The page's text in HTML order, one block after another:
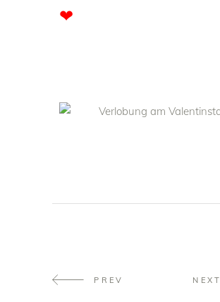
❤
PREV NEXT